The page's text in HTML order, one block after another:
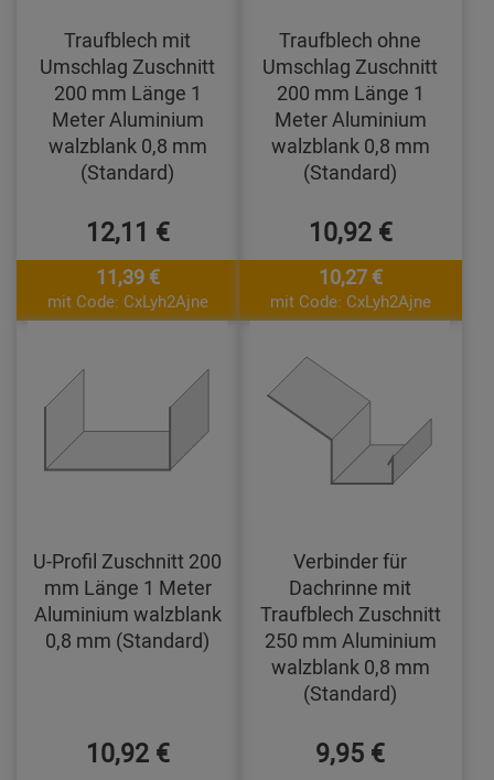
Traufblech mit
Umschlag Zuschnitt
200 mm Länge 1
Meter Aluminium
walzblank 0,8 mm
(Standard)
12,11 €
11,39 €
mit Code: CxLyh2Ajne
Traufblech ohne
Umschlag Zuschnitt
200 mm Länge 1
Meter Aluminium
walzblank 0,8 mm
(Standard)
10,92 €
10,27 €
mit Code: CxLyh2Ajne
U-Profil Zuschnitt 200
mm Länge 1 Meter
Aluminium walzblank
0,8 mm (Standard)
10,92 €
Verbinder für
Dachrinne mit
Traufblech Zuschnitt
250 mm Aluminium
walzblank 0,8 mm
(Standard)
9,95 €